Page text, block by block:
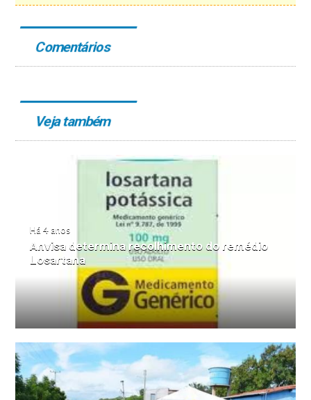
Comentários
Veja também
Há 4 anos
Anvisa determina recolhimento do remédio
Losartana